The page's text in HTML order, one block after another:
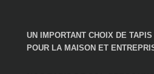
UN IMPORTANT CHOIX DE
POUR LA MAISON ET